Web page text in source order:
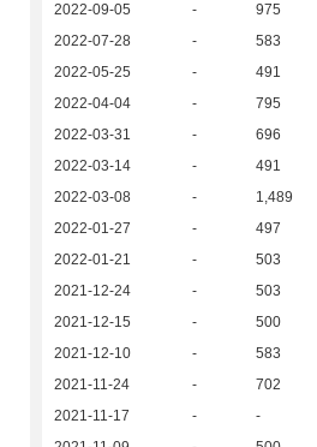
2022-09-05
- 975
2022-07-28
- 583
2022-05-25
- 491
2022-04-04
- 795
2022-03-31
- 696
2022-03-14
- 491
2022-03-08
- 1,489
2022-01-27
- 497
2022-01-21
- 503
2021-12-24
- 503
2021-12-15
- 500
2021-12-10
- 583
2021-11-24
- 702
2021-11-17
- -